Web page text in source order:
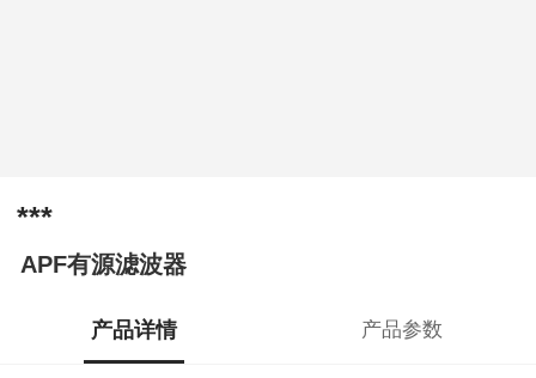
***
APF有源滤波器
产品详情 产品参数